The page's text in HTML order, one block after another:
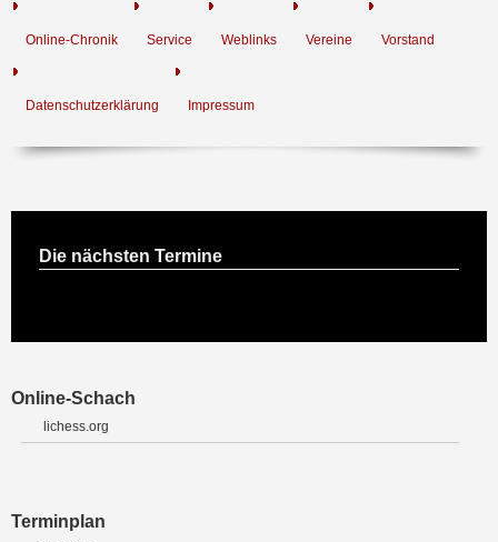
Online-Chronik Service Weblinks Vereine Vorstand
Datenschutzerklärung Impressum
Die nächsten Termine
Online-Schach
lichess.org
Terminplan